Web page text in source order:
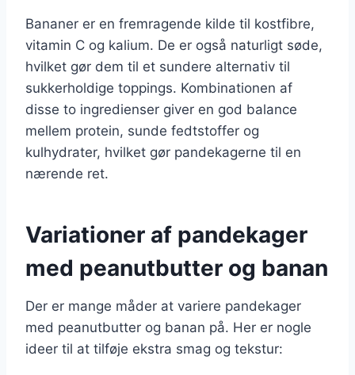
Bananer er en fremragende kilde til kostfibre,
vitamin C og kalium. De er også naturligt søde,
hvilket gør dem til et sundere alternativ til
sukkerholdige toppings. Kombinationen af
disse to ingredienser giver en god balance
mellem protein, sunde fedtstoffer og
kulhydrater, hvilket gør pandekagerne til en
nærende ret.
Variationer af pandekager
med peanutbutter og banan
Der er mange måder at variere pandekager
med peanutbutter og banan på. Her er nogle
ideer til at tilføje ekstra smag og tekstur: